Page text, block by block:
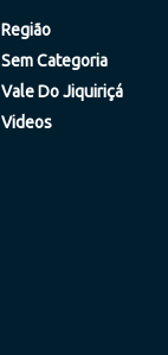
Região
Sem Categoria
Vale Do Jiquiriçá
Videos